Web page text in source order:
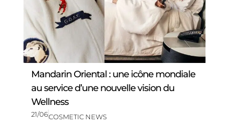
Mandarin Oriental : une icône mondiale
au service d’une nouvelle vision du
Wellness
21/06COSMETIC NEWS